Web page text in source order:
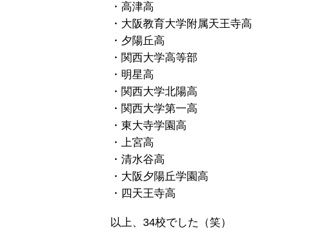
・高津高
・大阪教育大学附属天王寺高
・夕陽丘高
・関西大学高等部
・明星高
・関西大学北陽高
・関西大学第一高
・東大寺学園高
・上宮高
・清水谷高
・大阪夕陽丘学園高
・四天王寺高
以上、34校でした（笑）